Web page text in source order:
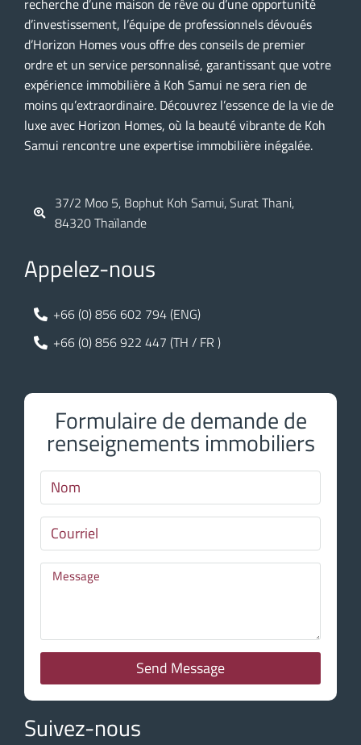
recherche d’une maison de rêve ou d’une opportunité
d’investissement, l’équipe de professionnels dévoués
d’Horizon Homes vous offre des conseils de premier
ordre et un service personnalisé, garantissant que votre
expérience immobilière à Koh Samui ne sera rien de
moins qu’extraordinaire. Découvrez l’essence de la vie de
luxe avec Horizon Homes, où la beauté vibrante de Koh
Samui rencontre une expertise immobilière inégalée.
37/2 Moo 5, Bophut Koh Samui, Surat Thani,
84320 Thaïlande
Appelez-nous
+66 (0) 856 602 794 (ENG)
+66 (0) 856 922 447 (TH / FR )
Formulaire de demande de
renseignements immobiliers
Send Message
Suivez-nous